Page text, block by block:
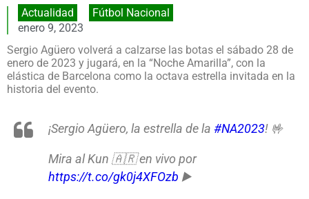
Actualidad
Fútbol Nacional
enero 9, 2023
Sergio Agüero volverá a calzarse las botas el sábado 28 de
enero de 2023 y jugará, en la “Noche Amarilla”, con la
elástica de Barcelona como la octava estrella invitada en la
historia del evento.
¡Sergio Agüero, la estrella de la #NA2023! 🤟
Mira al Kun 🇦🇷 en vivo por
https://t.co/gk0j4XFOzb ▶️